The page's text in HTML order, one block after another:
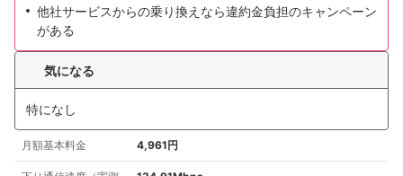
他社サービスからの乗り換えなら違約金負担のキャンペーン
がある
気になる
特になし
月額基本料金 4,961円